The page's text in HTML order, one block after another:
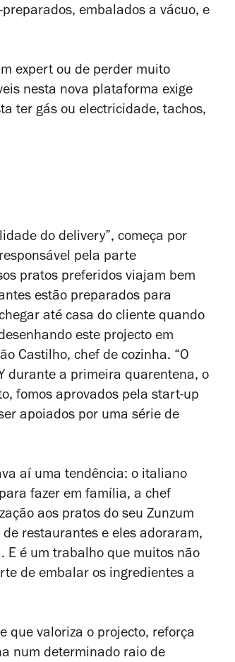
embalados a vácuo, e
expert ou de perder muito
nesta nova plataforma exige
ter gás ou electricidade, tachos,
do delivery”, começa por
pela parte
pratos preferidos viajam bem
estão preparados para
até casa do cliente quando
este projecto em
Castilho, chef de cozinha. “O
durante a primeira quarentena, o
fomos aprovados pela start-up
apoiados por uma série de
aí uma tendência: o italiano
fazer em família, a chef
aos pratos do seu Zunzum
restaurantes e eles adoraram,
é um trabalho que muitos não
de embalar os ingredientes a
que valoriza o projecto, reforça
num determinado raio de